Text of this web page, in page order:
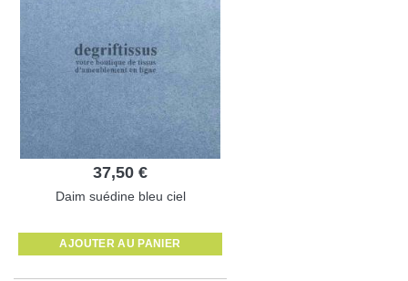
37,50 €
Daim suédine bleu ciel
AJOUTER AU PANIER